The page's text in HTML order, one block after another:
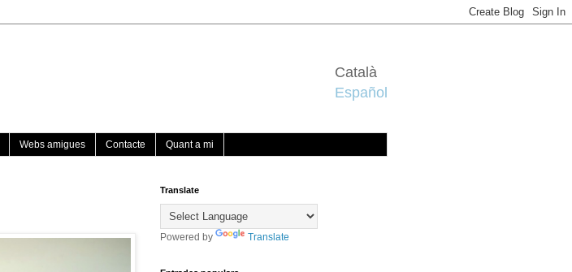
Català
Español
Webs amigues Contacte Quant a mi
Translate
Powered by Translate